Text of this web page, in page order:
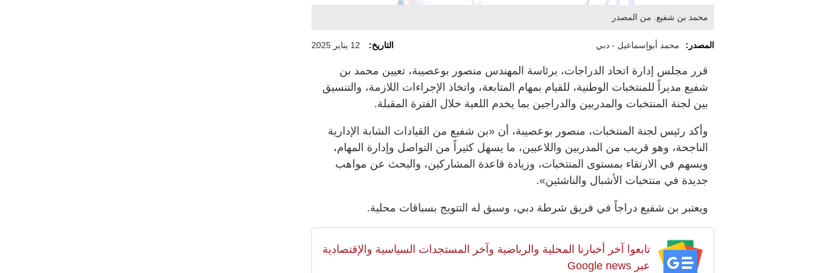
محمد بن شفيع. من المصدر
المصدر: محمد أبوإسماعيل - دبي التاريخ: 12 يناير 2025
قرر مجلس إدارة اتحاد الدراجات، برئاسة المهندس منصور بوعصيبة، تعيين محمد بن
شفيع مديراً للمنتخبات الوطنية، للقيام بمهام المتابعة، واتخاذ الإجراءات اللازمة، والتنسيق
بين لجنة المنتخبات والمدربين والدراجين بما يخدم اللعبة خلال الفترة المقبلة.
وأكد رئيس لجنة المنتخبات، منصور بوعصيبة، أن «بن شفيع من القيادات الشابة الإدارية
الناجحة، وهو قريب من المدربين واللاعبين، ما يسهل كثيراً من التواصل وإدارة المهام،
ويسهم في الارتقاء بمستوى المنتخبات، وزيادة قاعدة المشاركين، والبحث عن مواهب
جديدة في منتخبات الأشبال والناشئين».
ويعتبر بن شفيع دراجاً في فريق شرطة دبي، وسبق له التتويج بسباقات محلية.
تابعوا آخر أخبارنا المحلية والرياضية وآخر المستجدات السياسية والإقتصادية
عبر Google news